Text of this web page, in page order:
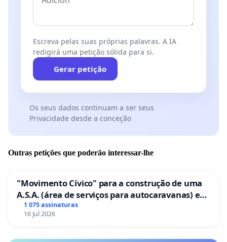
Escreva pelas suas próprias palavras. A IA
redigirá uma petição sólida para si.
Gerar petição
Os seus dados continuam a ser seus
Privacidade desde a conceção
Outras petições que poderão interessar-lhe
"Movimento Cívico" para a construção de uma
A.S.A. (área de serviços para autocaravanas) em
Coimbra
1 075 assinaturas
16 Jul 2026